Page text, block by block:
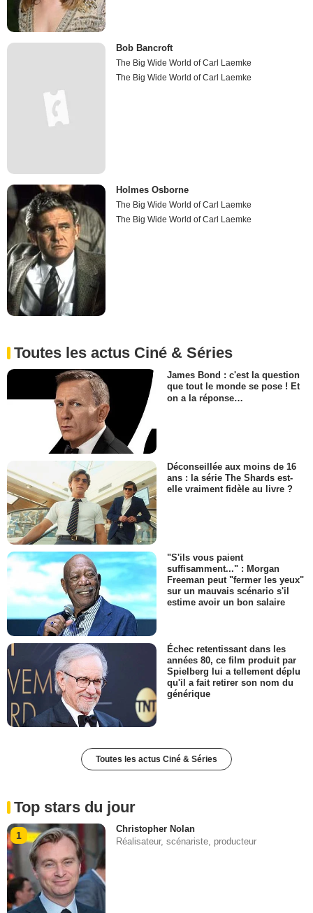
Bob Bancroft
The Big Wide World of Carl Laemke
The Big Wide World of Carl Laemke
Holmes Osborne
The Big Wide World of Carl Laemke
The Big Wide World of Carl Laemke
Toutes les actus Ciné & Séries
James Bond : c'est la question
que tout le monde se pose ! Et
on a la réponse…
Déconseillée aux moins de 16
ans : la série The Shards est-
elle vraiment fidèle au livre ?
"S'ils vous paient
suffisamment..." : Morgan
Freeman peut "fermer les yeux"
sur un mauvais scénario s'il
estime avoir un bon salaire
Échec retentissant dans les
années 80, ce film produit par
Spielberg lui a tellement déplu
qu'il a fait retirer son nom du
générique
Toutes les actus Ciné & Séries
Top stars du jour
1
Christopher Nolan
Réalisateur, scénariste, producteur